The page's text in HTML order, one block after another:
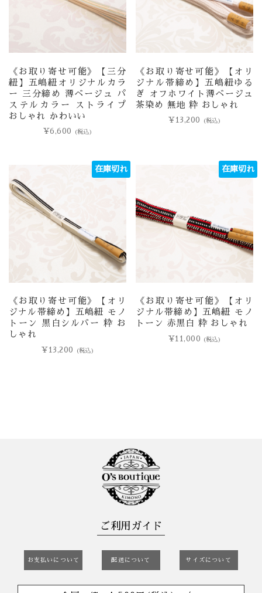
《お取り寄せ可能》【三分
紐】五嶋紐オリジナルカラ
ー 三分締め 薄ベージュ パ
ステルカラー ストライプ
おしゃれ かわいい
¥6,600 (税込)
《お取り寄せ可能》【オリ
ジナル帯締め】五嶋紐ゆる
ぎ オフホワイト薄ベージュ
茶染め 無地 粋 おしゃれ
¥ 13,200 (税込)
《お取り寄せ可能》【オリ
ジナル帯締め】五嶋紐 モノ
トーン 黒白シルバー 粋 お
しゃれ
在庫切れ
¥13,200 (税込)
《お取り寄せ可能》【オリ
ジナル帯締め】五嶋紐 モノ
トーン 赤黒白 粋 おしゃれ
在庫切れ
¥11,000 (税込)
ご利用ガイド
お支払いについて 配送について サイズについて